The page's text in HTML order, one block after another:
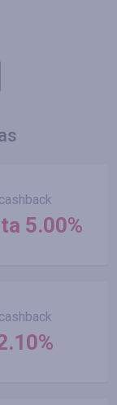
cashback
5.00%
cashback